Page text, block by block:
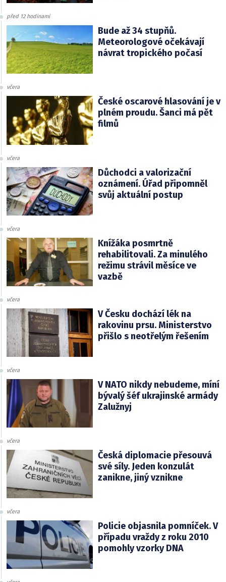
před 12 hodinami
Bude až 34 stupňů.
Meteorologové očekávají
návrat tropického počasí
včera
České oscarové hlasování je v
plném proudu. Šanci má pět
filmů
včera
Důchodci a valorizační
oznámení. Úřad připomněl
svůj aktuální postup
včera
Knížáka posmrtně
rehabilitovali. Za minulého
režimu strávil měsíce ve
vazbě
včera
V Česku dochází lék na
rakovinu prsu. Ministerstvo
přišlo s neotřelým řešením
včera
V NATO nikdy nebudeme, míní
bývalý šéf ukrajinské armády
Zalužnyj
včera
Česká diplomacie přesouvá
své síly. Jeden konzulát
zanikne, jiný vznikne
včera
Policie objasnila pomníček. V
případu vraždy z roku 2010
pomohly vzorky DNA